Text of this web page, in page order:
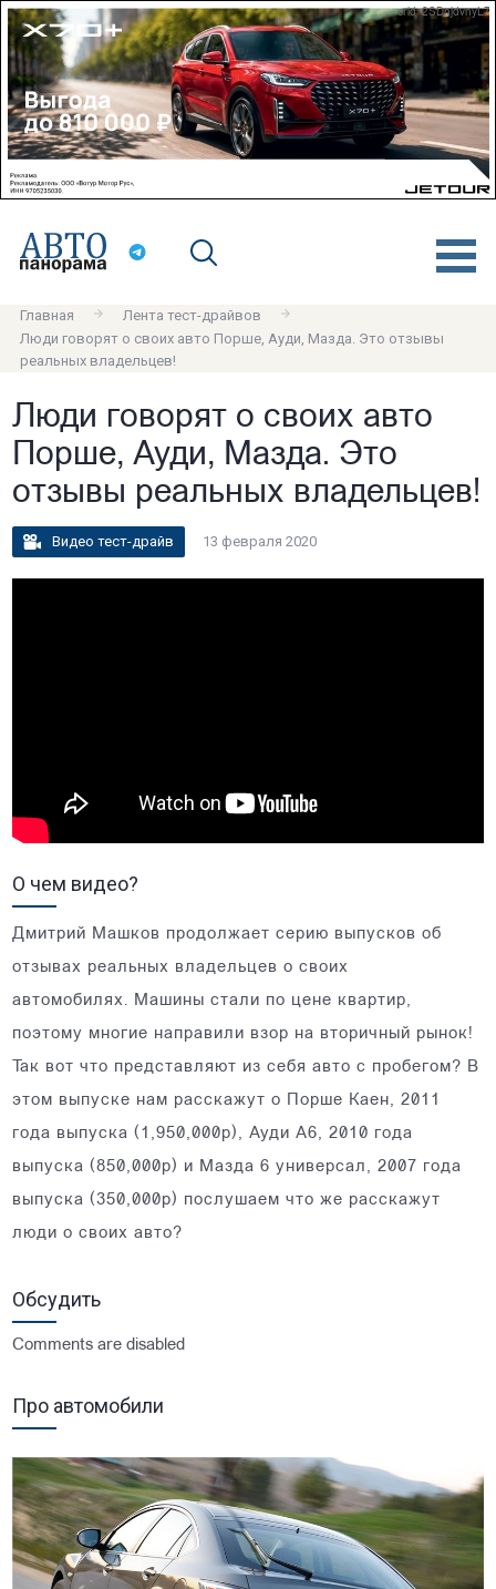
erid: 2SDnjdvnyL7
Главная
Лента тест-драйвов
Люди говорят о своих авто Порше, Ауди, Мазда. Это отзывы
реальных владельцев!
Люди говорят о своих авто
Порше, Ауди, Мазда. Это
отзывы реальных владельцев!
Видео тест-драйв 13 февраля 2020
О чем видео?
Дмитрий Машков продолжает серию выпусков об
отзывах реальных владельцев о своих
автомобилях. Машины стали по цене квартир,
поэтому многие направили взор на вторичный рынок!
Так вот что представляют из себя авто с пробегом? В
этом выпуске нам расскажут о Порше Каен, 2011
года выпуска (1,950,000р), Ауди А6, 2010 года
выпуска (850,000р) и Мазда 6 универсал, 2007 года
выпуска (350,000р) послушаем что же расскажут
люди о своих авто?
Обсудить
Comments are disabled
Про автомобили